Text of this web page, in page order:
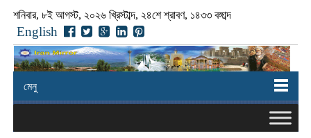
শনিবার, ৮ই আগস্ট, ২০২৬ খ্রিস্টাব্দ, ২৪শে শ্রাবণ, ১৪৩৩ বঙ্গাব্দ
English
মেনু